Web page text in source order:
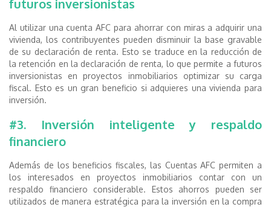
futuros inversionistas
Al utilizar una cuenta AFC para ahorrar con miras a adquirir una
vivienda, los contribuyentes pueden disminuir la base gravable
de su declaración de renta. Esto se traduce en la reducción de
la retención en la declaración de renta, lo que permite a futuros
inversionistas en proyectos inmobiliarios optimizar su carga
fiscal. Esto es un gran beneficio si adquieres una vivienda para
inversión.
#3. Inversión inteligente y respaldo
financiero
Además de los beneficios fiscales, las Cuentas AFC permiten a
los interesados en proyectos inmobiliarios contar con un
respaldo financiero considerable. Estos ahorros pueden ser
utilizados de manera estratégica para la inversión en la compra